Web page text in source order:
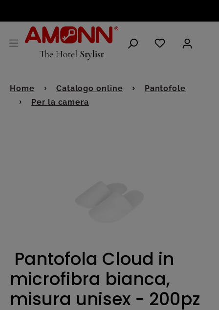
Home Catalogo online
Pantofole
Per la camera
Pantofola Cloud in
microfibra bianca,
misura unisex - 200pz